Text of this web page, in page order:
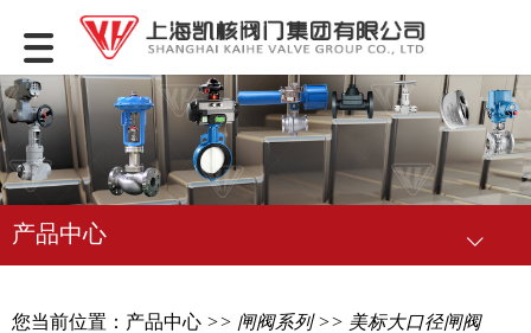
产品中心
您当前位置： 产品中心 >> 闸阀系列>> 美标大口径闸阀